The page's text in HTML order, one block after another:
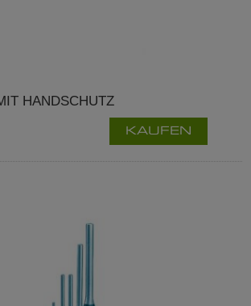
HANDSCHUTZ
KAUFEN